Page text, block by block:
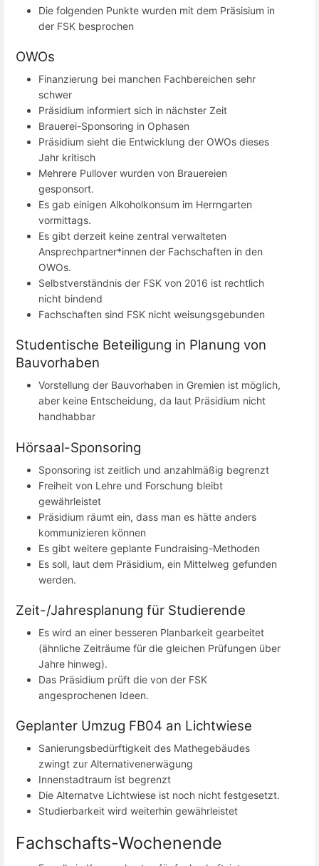
Die folgenden Punkte wurden mit dem Präsisium in
der FSK besprochen
OWOs
Finanzierung bei manchen Fachbereichen sehr
schwer
Präsidium informiert sich in nächster Zeit
Brauerei-Sponsoring in Ophasen
Präsidium sieht die Entwicklung der OWOs dieses
Jahr kritisch
Mehrere Pullover wurden von Brauereien
gesponsort.
Es gab einigen Alkoholkonsum im Herrngarten
vormittags.
Es gibt derzeit keine zentral verwalteten
Ansprechpartner*innen der Fachschaften in den
OWOs.
Selbstverständnis der FSK von 2016 ist rechtlich
nicht bindend
Fachschaften sind FSK nicht weisungsgebunden
Studentische Beteiligung in Planung von
Bauvorhaben
Vorstellung der Bauvorhaben in Gremien ist möglich,
aber keine Entscheidung, da laut Präsidium nicht
handhabbar
Hörsaal-Sponsoring
Sponsoring ist zeitlich und anzahlmäßig begrenzt
Freiheit von Lehre und Forschung bleibt
gewährleistet
Präsidium räumt ein, dass man es hätte anders
kommunizieren können
Es gibt weitere geplante Fundraising-Methoden
Es soll, laut dem Präsidium, ein Mittelweg gefunden
werden.
Zeit-/Jahresplanung für Studierende
Es wird an einer besseren Planbarkeit gearbeitet
(ähnliche Zeiträume für die gleichen Prüfungen über
Jahre hinweg).
Das Präsidium prüft die von der FSK
angesprochenen Ideen.
Geplanter Umzug FB04 an Lichtwiese
Sanierungsbedürftigkeit des Mathegebäudes
zwingt zur Alternativenerwägung
Innenstadtraum ist begrenzt
Die Alternatve Lichtwiese ist noch nicht festgesetzt.
Studierbarkeit wird weiterhin gewährleistet
Fachschafts-Wochenende